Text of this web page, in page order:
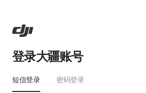
登录大疆账号
短信登录 密码登录